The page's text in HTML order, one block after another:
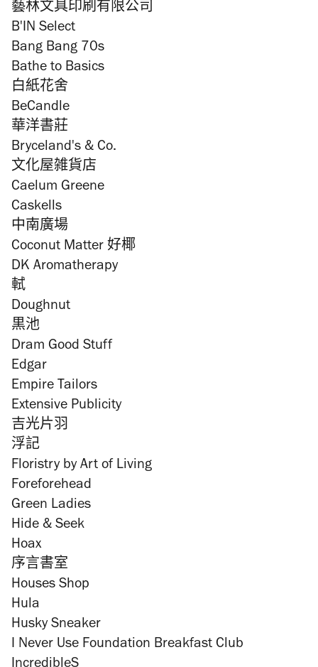
藝林文具印刷有限公司
B'IN Select
Bang Bang 70s
Bathe to Basics
白紙花舍
BeCandle
華洋書莊
Bryceland's & Co.
文化屋雑貨店
Caelum Greene
Caskells
中南廣場
Coconut Matter 好椰
DK Aromatherapy
軾
Doughnut
黒池
Dram Good Stuff
Edgar
Empire Tailors
Extensive Publicity
吉光片羽
浮記
Floristry by Art of Living
Foreforehead
Green Ladies
Hide & Seek
Hoax
序言書室
Houses Shop
Hula
Husky Sneaker
I Never Use Foundation Breakfast Club